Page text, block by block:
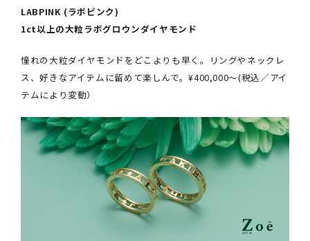
LABPINK (ラボピンク)
1ct以上の大粒ラボグロウンダイヤモンド
憧れの大粒ダイヤモンドをどこよりも早く。リングやネックレ
ス、好きなアイテムに留めて楽しんで。¥400,000〜(税込／アイ
テムにより変動）